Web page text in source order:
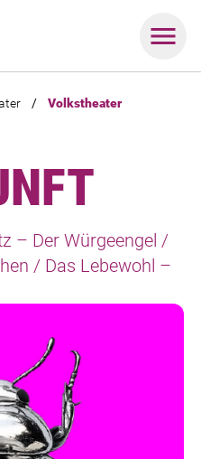
/ Volkstheater
– Der Würgeengel /
/ Das Lebewohl –